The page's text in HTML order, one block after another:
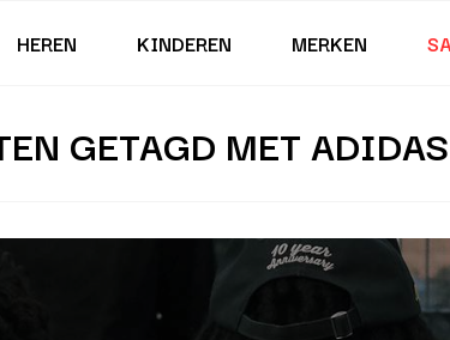
HEREN KINDEREN MERKEN
GETAGD MET